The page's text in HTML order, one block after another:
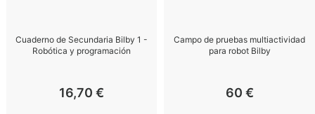
Cuaderno de Secundaria Bilby 1 -
Robótica y programación
16,70 €
Campo de pruebas multiactividad
para robot Bilby
60 €